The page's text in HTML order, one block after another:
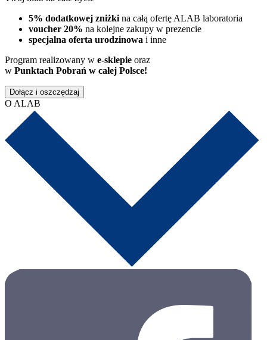
5% dodatkowej zniżki na całą ofertę ALAB laboratoria
voucher 20% na kolejne zakupy w prezencie
specjalna oferta urodzinowa i inne
Program realizowany w e-sklepie oraz
w Punktach Pobrań w całej Polsce!
Dołącz i oszczędzaj
O ALAB